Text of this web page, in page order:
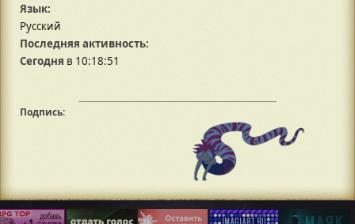
Язык:
Русский
Последняя активность:
Сегодня в 10:18:51
Подпись: